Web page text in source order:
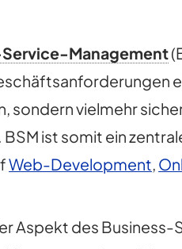
Management
sondern vielmehr
ist somit ein
Web-Development,
Aspekt des